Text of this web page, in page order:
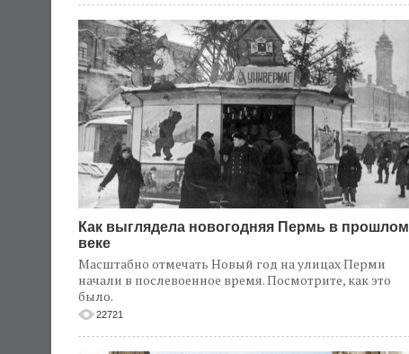
Как выглядела новогодняя Пермь в прошлом
веке
Масштабно отмечать Новый год на улицах Перми
начали в послевоенное время. Посмотрите, как это
было.
22721